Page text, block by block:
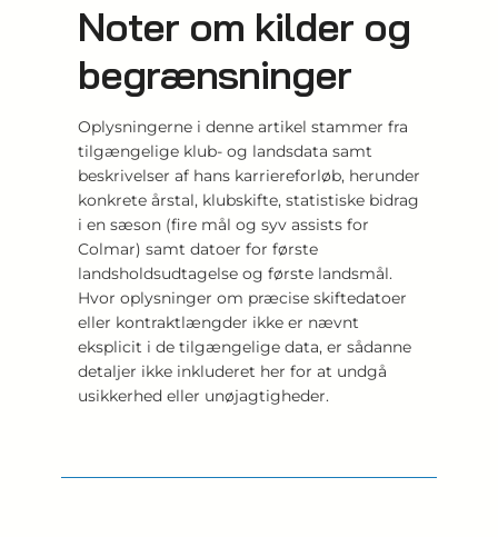
Noter om kilder og
begrænsninger
Oplysningerne i denne artikel stammer fra
tilgængelige klub- og landsdata samt
beskrivelser af hans karriereforløb, herunder
konkrete årstal, klubskifte, statistiske bidrag
i en sæson (fire mål og syv assists for
Colmar) samt datoer for første
landsholdsudtagelse og første landsmål.
Hvor oplysninger om præcise skiftedatoer
eller kontraktlængder ikke er nævnt
eksplicit i de tilgængelige data, er sådanne
detaljer ikke inkluderet her for at undgå
usikkerhed eller unøjagtigheder.